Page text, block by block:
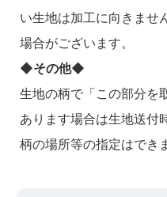
い生地は加工に向きませ
場合がございます。
◆その他◆
生地の柄で「この部分を
あります場合は生地送付
柄の場所等の指定はでき